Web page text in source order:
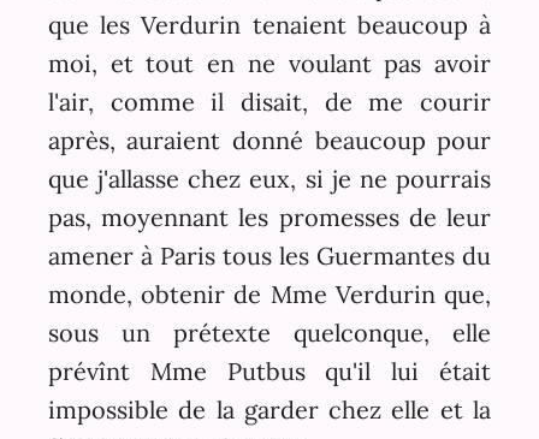
que les Verdurin tenaient beaucoup à
moi, et tout en ne voulant pas avoir
l'air, comme il disait, de me courir
après, auraient donné beaucoup pour
que j'allasse chez eux, si je ne pourrais
pas, moyennant les promesses de leur
amener à Paris tous les Guermantes du
monde, obtenir de Mme Verdurin que,
sous un prétexte quelconque, elle
prévînt Mme Putbus qu'il lui était
impossible de la garder chez elle et la